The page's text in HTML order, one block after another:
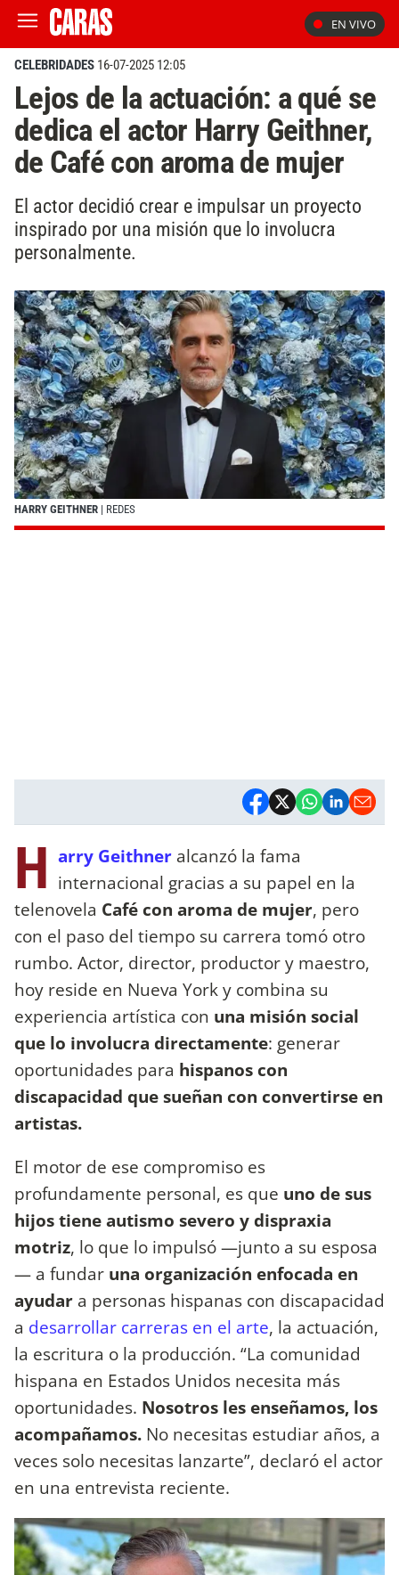
EN VIVO
CELEBRIDADES 16-07-2025 12:05
Lejos de la actuación: a qué se
dedica el actor Harry Geithner,
de Café con aroma de mujer
El actor decidió crear e impulsar un proyecto
inspirado por una misión que lo involucra
personalmente.
HARRY GEITHNER | REDES
H arry Geithner alcanzó la fama
internacional gracias a su papel en la
telenovela Café con aroma de mujer, pero
con el paso del tiempo su carrera tomó otro
rumbo. Actor, director, productor y maestro,
hoy reside en Nueva York y combina su
experiencia artística con una misión social
que lo involucra directamente: generar
oportunidades para hispanos con
discapacidad que sueñan con convertirse en
artistas.
El motor de ese compromiso es
profundamente personal, es que uno de sus
hijos tiene autismo severo y dispraxia
motriz, lo que lo impulsó —junto a su esposa
— a fundar una organización enfocada en
ayudar a personas hispanas con discapacidad
a desarrollar carreras en el arte, la actuación,
la escritura o la producción. “La comunidad
hispana en Estados Unidos necesita más
oportunidades. Nosotros les enseñamos, los
acompañamos. No necesitas estudiar años, a
veces solo necesitas lanzarte”, declaró el actor
en una entrevista reciente.